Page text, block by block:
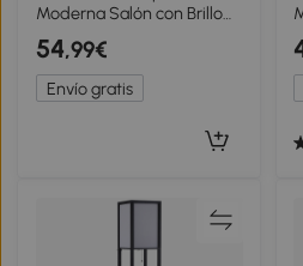
Moderna Salón con Brillo
Temperaturas de Color
Ajustables Mando a
Distancia Magnético
Temporizador Beige
54,99€
Envío gratis